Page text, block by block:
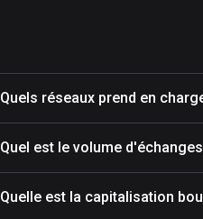
Quels réseaux prend en
Quel est le volume
Quelle est la capitalisation